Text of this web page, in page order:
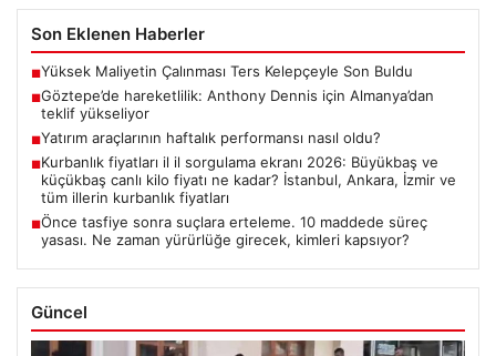
Son Eklenen Haberler
■Yüksek Maliyetin Çalınması Ters Kelepçeyle Son Buldu
■Göztepe’de hareketlilik: Anthony Dennis için Almanya’dan
teklif yükseliyor
■Yatırım araçlarının haftalık performansı nasıl oldu?
■Kurbanlık fiyatları il il sorgulama ekranı 2026: Büyükbaş ve
küçükbaş canlı kilo fiyatı ne kadar? İstanbul, Ankara, İzmir ve
tüm illerin kurbanlık fiyatları
■Önce tasfiye sonra suçlara erteleme. 10 maddede süreç
yasası. Ne zaman yürürlüğe girecek, kimleri kapsıyor?
Güncel